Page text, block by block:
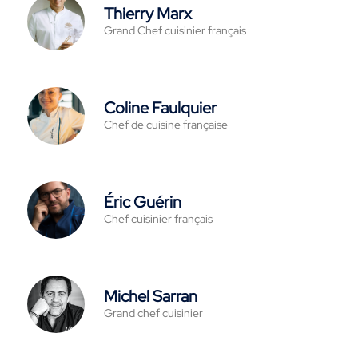
Thierry Marx
Grand Chef cuisinier français
Coline Faulquier
Chef de cuisine française
Éric Guérin
Chef cuisinier français
Michel Sarran
Grand chef cuisinier